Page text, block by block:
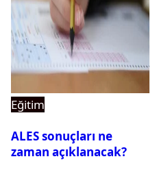
Eğitim
ALES sonuçları ne
zaman açıklanacak?